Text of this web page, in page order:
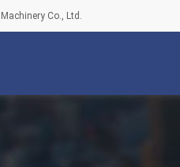
Co., Ltd.